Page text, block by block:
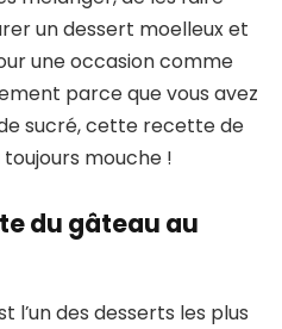
un dessert moelleux et
une occasion comme
parce que vous avez
sucré, cette recette de
mouche !
du gâteau au
l’un des desserts les plus